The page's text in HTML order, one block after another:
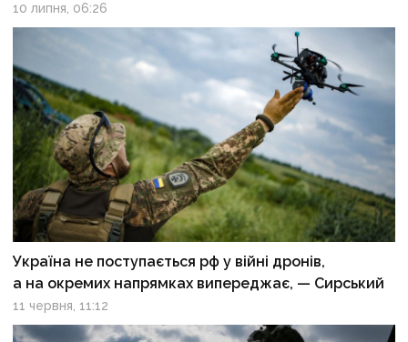
10 липня, 06:26
Україна не поступається рф у війні дронів,
а на окремих напрямках випереджає, — Сирський
11 червня, 11:12